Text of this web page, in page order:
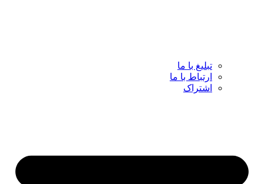
تبلیغ با ما
ارتباط با ما
اشتراک